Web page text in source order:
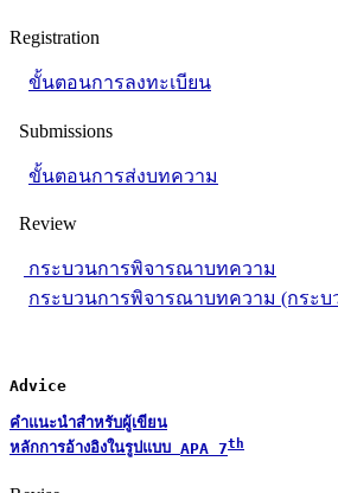
Registration
ขั้นตอนการลงทะเบียน
Submissions
ขั้นตอนการส่งบทความ
Review
กระบวนการพิจารณาบทความ
กระบวนการพิจารณาบทความ (กระบ
Advice
คำแนะนำสำหรับผู้เขียน
หลักการอ้างอิงในรูปแบบ APA 7th